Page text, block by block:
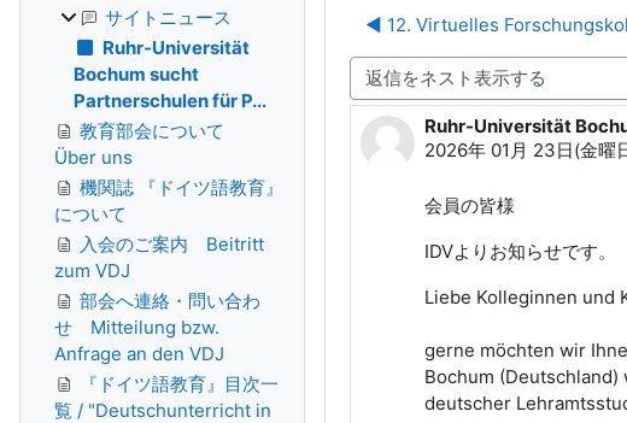
◀︎ 12. Virtuelles
表示モード
Ruhr-Universität
2026年 01月 23日(金曜
返信数: 0
会員の皆様
IDVよりお知らせです。
Liebe Kolleginnen und
gerne möchten wir
Bochum
deutscher
サイトニュース
Ruhr-Universität
Bochum sucht
Partnerschulen für P...
教育部会について
Über uns
機関誌 『ドイツ語教育』
について
入会のご案内 Beitritt
zum VDJ
部会へ連絡・問い合わ
せ Mitteilung bzw.
Anfrage an den VDJ
『ドイツ語教育』目次一
覧 / "Deutschunterricht in